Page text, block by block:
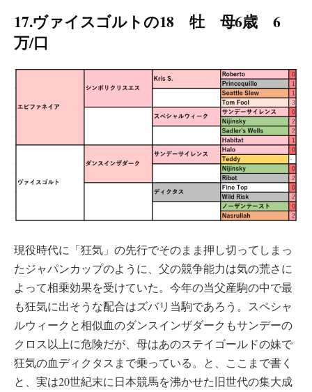
17.ヴァイスゴルトの18 牡 母6歳 6
万/口
現役時代に「狂気」の先行でそのまま押し切ってしまっ
たジャパンカップのように、父の競争能力は気の荒さに
よって相乗効果を受けていた。今年の当父産駒の中で最
も狂気に出そうな配合はズバリ当駒であろう。スペシャ
ルウィークと相似血のダンスインザダークもサンデーの
クロス以上に危険だが、母はあのステイゴールドの妹で
狂気の血ディクタスまで乗っている。と、ここまで書く
と、実は20世紀末に日本競馬を沸かせた旧世代の集大成